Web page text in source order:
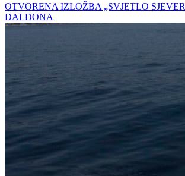
OTVORENA IZLOŽBA „SVJETLO
DALDONA